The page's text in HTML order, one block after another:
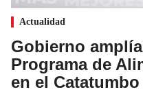
Actualidad
Gobierno
Programa de
en el Catatumbo